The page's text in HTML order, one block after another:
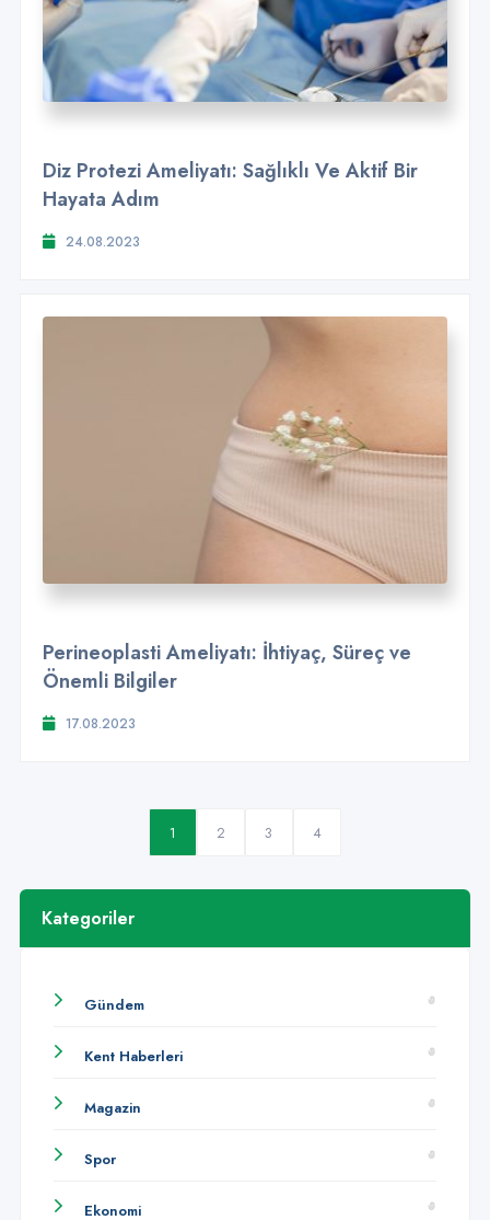
Diz Protezi Ameliyatı: Sağlıklı Ve Aktif Bir
Hayata Adım
24.08.2023
Perineoplasti Ameliyatı: İhtiyaç, Süreç ve
Önemli Bilgiler
17.08.2023
1 2 3 4
Kategoriler
Gündem
Kent Haberleri
Magazin
Spor
Ekonomi